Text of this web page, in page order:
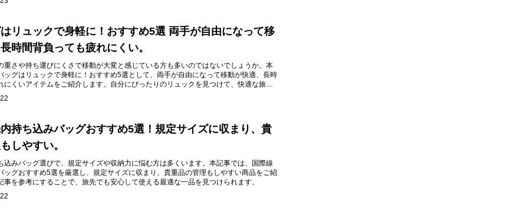
リュックで身軽に！おすすめ5選 両手が自由になって移
時間背負っても疲れにくい。
重さや持ち運びにくさで移動が大変と感じている方も多いのではないでしょうか。本
ッグはリュックで身軽に！おすすめ5選として、両手が自由になって移動が快適、長時
にくいアイテムをご紹介します。自分にぴったりのリュックを見つけて、快適な旅を
持ち込みバッグおすすめ5選！規定サイズに収まり、貴
しやすい。
込みバッグ選びで、規定サイズや収納力に悩む方は多くいます。本記事では、国際線
ッグおすすめ5選を厳選し、規定サイズに収まり、貴重品の管理もしやすい商品をご紹
事を参考にすることで、旅先でも安心して使える最適な一品を見つけられます。